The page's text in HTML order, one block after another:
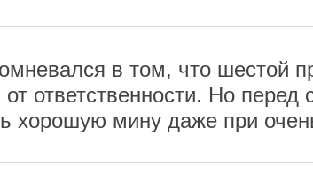
в том, что шестой
ответственности. Но перед
хорошую мину даже при